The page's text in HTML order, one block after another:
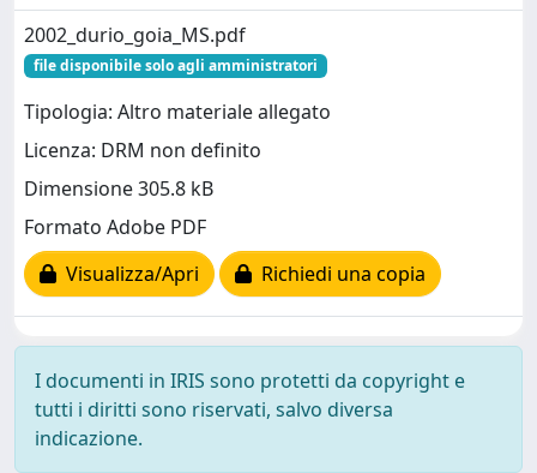
2002_durio_goia_MS.pdf
file disponibile solo agli amministratori
Tipologia: Altro materiale allegato
Licenza: DRM non definito
Dimensione 305.8 kB
Formato Adobe PDF
Visualizza/Apri
Richiedi una copia
I documenti in IRIS sono protetti da copyright e
tutti i diritti sono riservati, salvo diversa
indicazione.